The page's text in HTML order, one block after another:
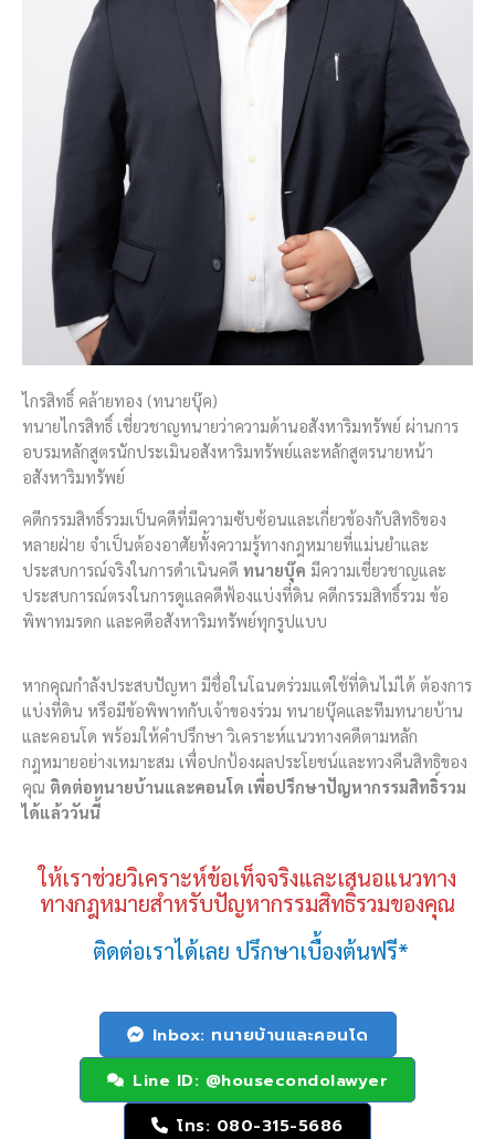
ไกรสิทธิ์ คล้ายทอง (ทนายบุ๊ค)
ทนายไกรสิทธิ์ เชี่ยวชาญทนายว่าความด้านอสังหาริมทรัพย์ ผ่านการ
อบรมหลักสูตรนักประเมินอสังหาริมทรัพย์และหลักสูตรนายหน้า
อสังหาริมทรัพย์
คดีกรรมสิทธิ์รวมเป็นคดีที่มีความซับซ้อนและเกี่ยวข้องกับสิทธิของ
หลายฝ่าย จำเป็นต้องอาศัยทั้งความรู้ทางกฎหมายที่แม่นยำและ
ประสบการณ์จริงในการดำเนินคดี ทนายบุ๊ค มีความเชี่ยวชาญและ
ประสบการณ์ตรงในการดูแลคดีฟ้องแบ่งที่ดิน คดีกรรมสิทธิ์รวม ข้อ
พิพาทมรดก และคดีอสังหาริมทรัพย์ทุกรูปแบบ
หากคุณกำลังประสบปัญหา มีชื่อในโฉนดร่วมแต่ใช้ที่ดินไม่ได้ ต้องการ
แบ่งที่ดิน หรือมีข้อพิพาทกับเจ้าของร่วม ทนายบุ๊คและทีมทนายบ้าน
และคอนโด พร้อมให้คำปรึกษา วิเคราะห์แนวทางคดีตามหลัก
กฎหมายอย่างเหมาะสม เพื่อปกป้องผลประโยชน์และทวงคืนสิทธิของ
คุณ ติดต่อทนายบ้านและคอนโด เพื่อปรึกษาปัญหากรรมสิทธิ์รวม
ได้แล้ววันนี้
ให้เราช่วยวิเคราะห์ข้อเท็จจริงและเสนอแนวทาง
ทางกฎหมายสำหรับปัญหากรรมสิทธิ์รวมของคุณ
ติดต่อเราได้เลย ปรึกษาเบื้องต้นฟรี*
Inbox: ทนายบ้านและคอนโด
Line ID: @housecondolawyer
โทร: 080-315-5686